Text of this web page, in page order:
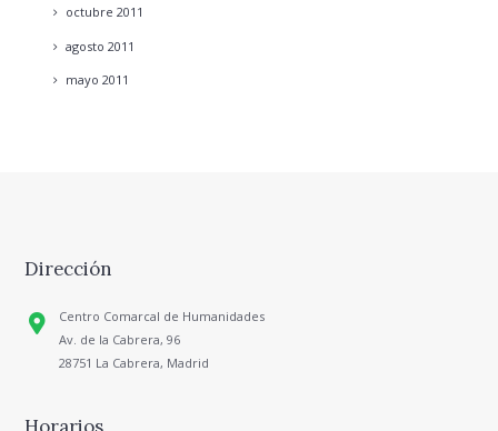
octubre 2011
agosto 2011
mayo 2011
Dirección
Centro Comarcal de Humanidades
Av. de la Cabrera, 96
28751 La Cabrera, Madrid